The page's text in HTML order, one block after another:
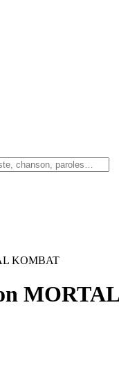
KOMBAT